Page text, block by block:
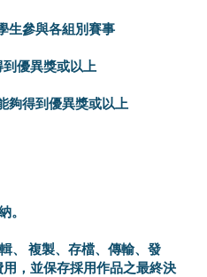
生參與各組別賽事
優異獎或以上
夠得到優異獎或以上
、 複製、存檔、傳輸、發
，並保存採用作品之最終決